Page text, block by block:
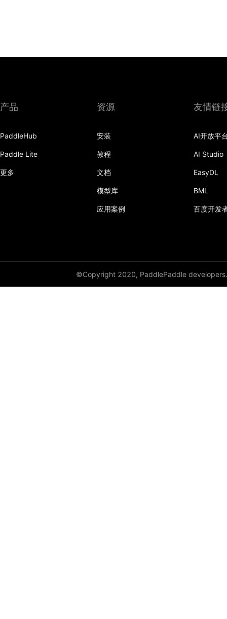
产品
PaddleHub
Paddle Lite
更多
资源
安装
教程
文档
模型库
应用案例
友情链
AI开放平
AI Studio
EasyDL
BML
百度开发
©Copyright 2020, PaddlePaddle developers.